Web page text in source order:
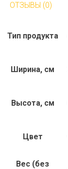
ОТЗЫВЫ (0)
Тип продукта
Ширина, см
Высота, см
Цвет
Вес (без